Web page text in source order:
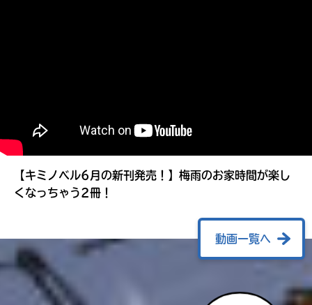
【キミノベル6月の新刊発売！】梅雨のお家時間が楽し
くなっちゃう2冊！
動画一覧へ